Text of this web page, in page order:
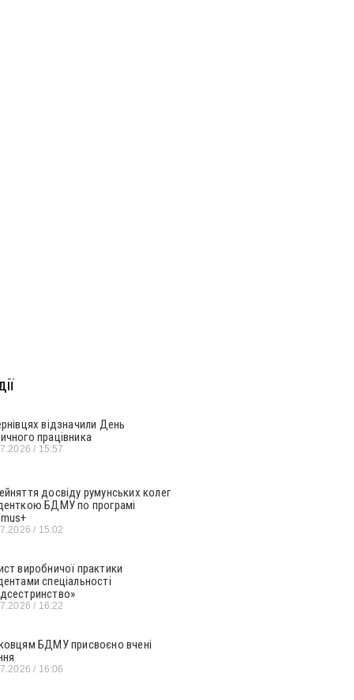
відзначили День
працівника
15:57
досвіду румунських колег
БДМУ по програмі
15:02
виробничої практики
спеціальності
16:22
БДМУ присвоєно вчені
16:06